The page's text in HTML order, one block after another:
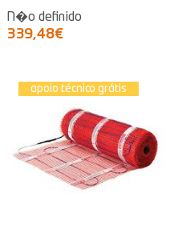
N�o definido
339,48€
apoio técnico grátis